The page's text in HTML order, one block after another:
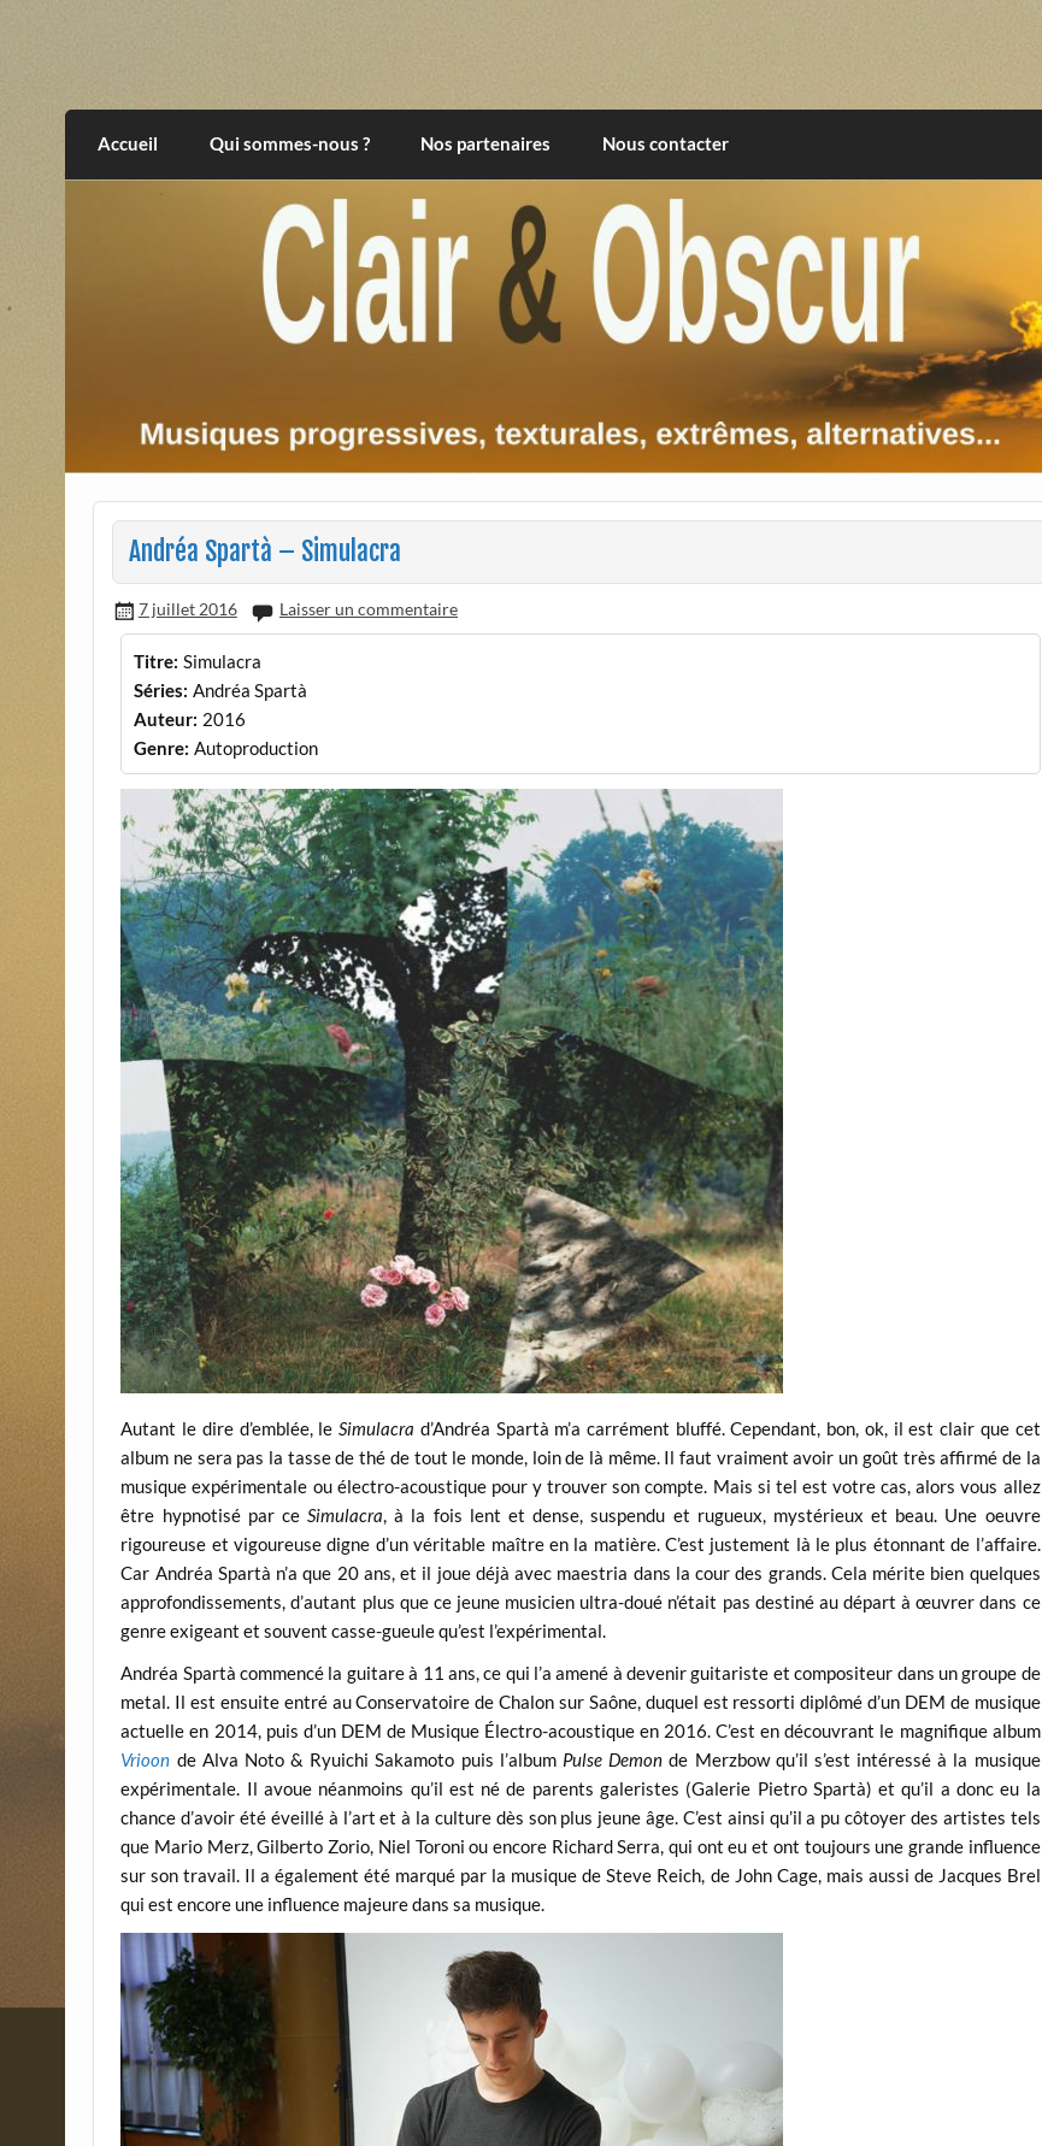
Clair et Obscur
Accueil Qui sommes-nous ? Nos partenaires Nous contacter
Andréa Spartà – Simulacra
7 juillet 2016 Laisser un commentaire
Titre: Simulacra
Séries: Andréa Spartà
Auteur: 2016
Genre: Autoproduction
Autant le dire d’emblée, leSimulacra d’Andréa Spartà m’a carrément bluffé. Cependant, bon, ok, il est clair que cet
album ne sera pas la tasse de thé de tout le monde, loin de là même. Il faut vraiment avoir un goût très affirmé de la
musique expérimentale ou électro-acoustique pour y trouver son compte. Mais si tel est votre cas, alors vous allez
être hypnotisé par ceSimulacra, à la fois lent et dense, suspendu et rugueux, mystérieux et beau. Une oeuvre
rigoureuse et vigoureuse digne d’un véritable maître en la matière. C’est justement là le plus étonnant de l’affaire.
Car Andréa Spartà n’a que 20 ans, et il joue déjà avec maestria dans la cour des grands. Cela mérite bien quelques
approfondissements, d’autant plus que ce jeune musicien ultra-doué n’était pas destiné au départ à œuvrer dans ce
genre exigeant et souvent casse-gueule qu’est l’expérimental.
Andréa Spartà commencé la guitare à 11 ans, ce qui l’a amené à devenir guitariste et compositeur dans un groupe de
metal. Il est ensuite entré au Conservatoire de Chalon sur Saône, duquel est ressorti diplômé d’un DEM de musique
actuelle en 2014, puis d’un DEM de Musique Électro-acoustique en 2016. C’est en découvrant le magnifique album
Vrioon de Alva Noto & Ryuichi Sakamoto puis l’album Pulse Demon de Merzbow qu’il s’est intéressé à la musique
expérimentale. Il avoue néanmoins qu’il est né de parents galeristes (Galerie Pietro Spartà) et qu’il a donc eu la
chance d’avoir été éveillé à l’art et à la culture dès son plus jeune âge. C’est ainsi qu’il a pu côtoyer des artistes tels
que Mario Merz, Gilberto Zorio, Niel Toroni ou encore Richard Serra, qui ont eu et ont toujours une grande influence
sur son travail. Il a également été marqué par la musique de Steve Reich, de John Cage, mais aussi de Jacques Brel
qui est encore une influence majeure dans sa musique.